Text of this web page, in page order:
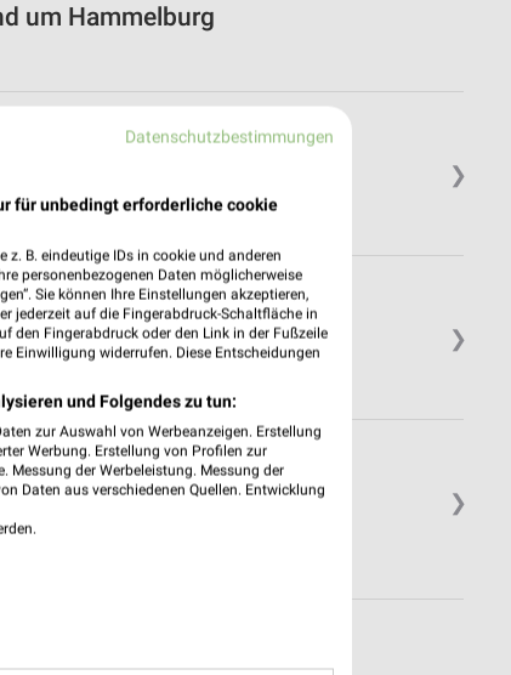
um Hammelburg
❯
❯
❯
Datenschutzbestimmungen
für unbedingt erforderliche cookie
B. eindeutige IDs in cookie und anderen
personenbezogenen Daten möglicherweise
Sie können Ihre Einstellungen akzeptieren,
jederzeit auf die Fingerabdruck-Schaltfläche in
den Fingerabdruck oder den Link in der Fußzeile
Einwilligung widerrufen. Diese Entscheidungen
und Folgendes zu tun:
zur Auswahl von Werbeanzeigen. Erstellung
Werbung. Erstellung von Profilen zur
der Werbeleistung. Messung der
Daten aus verschiedenen Quellen. Entwicklung